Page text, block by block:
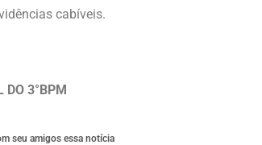
cabíveis.
DO 3°BPM
seu amigos essa notícia